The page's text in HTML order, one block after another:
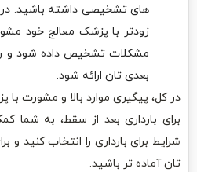
های تشخیصی داشته باشید.
زودتر با پزشک معالج خود
مشکلات تشخیص داده شود و
بعدی تان ارائه شود.
در کل، پیگیری موارد بالا و مشورت
برای بارداری بعد از سقط، به شما
شرایط برای بارداری را انتخاب کنید و
تان آماده تر باشید.